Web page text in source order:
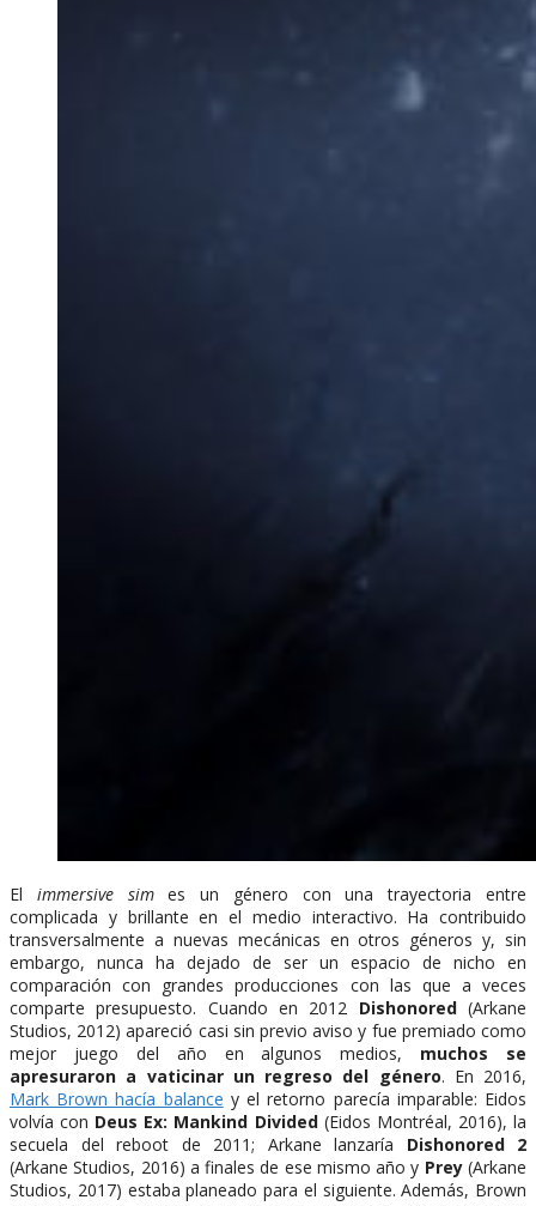
El immersive simes un género con una trayectoria entre
complicada y brillante en el medio interactivo. Ha contribuido
transversalmente a nuevas mecánicas en otros géneros y, sin
embargo, nunca ha dejado de ser un espacio de nicho en
comparación con grandes producciones con las que a veces
comparte presupuesto. Cuando en 2012 Dishonored(Arkane
Studios, 2012) apareció casi sin previo aviso y fue premiado como
mejor juego del año en algunos medios, muchos se
apresuraron a vaticinar un regreso del género. En 2016,
Mark Brown hacía balance y el retorno parecía imparable: Eidos
volvía con Deus Ex: Mankind Divided(Eidos Montréal, 2016), la
secuela del reboot de 2011; Arkane lanzaría Dishonored 2
(Arkane Studios, 2016) a finales de ese mismo año y Prey(Arkane
Studios, 2017) estaba planeado para el siguiente. Además, Brown